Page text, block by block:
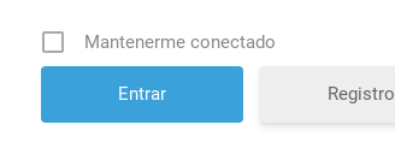
Mantenerme conectado
Registro